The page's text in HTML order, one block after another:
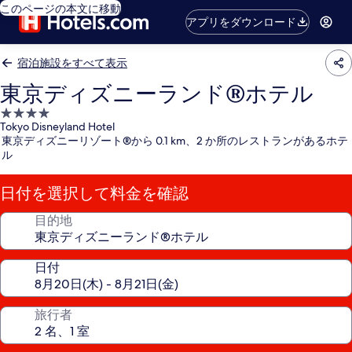
このページの本文に移動
アプリをダウンロード
宿泊施設をすべて表示
東京ディズニーランド®ホテル
4.0
つ
星
泊
施
設
Tokyo Disneyland Hotel
東京ディズニーリゾート®から 0.1 km、2 か所のレストランがあるホテ
ル
日付を選択して料金を確認
目的地
日付
旅行者